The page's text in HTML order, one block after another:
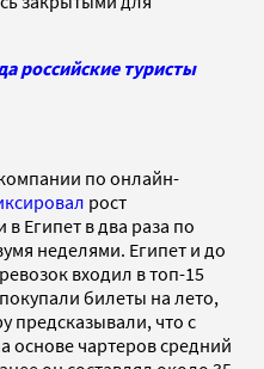
российские туристы
по онлайн-
рост
Египет в два раза по
неделями. Египет и до
входил в топ-15
билеты на лето,
предсказывали, что с
основе чартеров средний